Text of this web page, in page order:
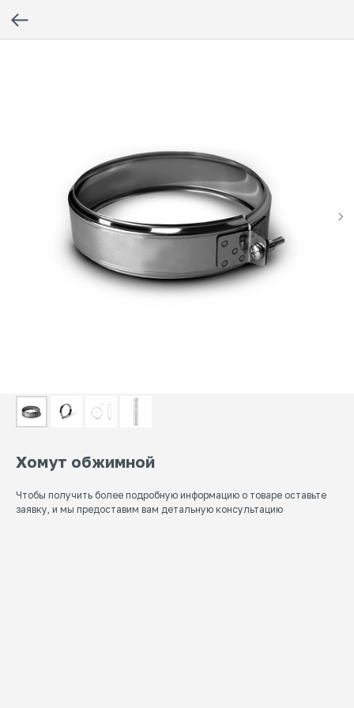
Хомут обжимной
Чтобы получить более подробную информацию о товаре оставьте
заявку, и мы предоставим вам детальную консультацию